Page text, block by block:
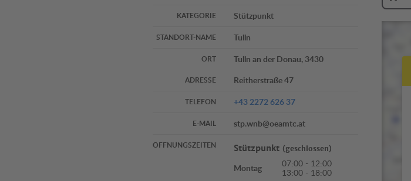
KATEGORIE Stützpunkt
STANDORT-NAME Tulln
ORT Tulln an der Donau, 3430
ADRESSE Reitherstraße 47
TELEFON +43 2272 626 37
E-MAIL stp.wnb@oeamtc.at
ÖFFNUNGSZEITEN Stützpunkt (geschlossen)
Montag
07:00 - 12:00
13:00 - 18:00